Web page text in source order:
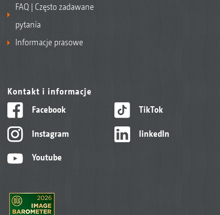
FAQ | Często zadawane
pytania
Informacje prasowe
Kontakt i informacje
Facebook
Instagram
Youtube
TikTok
linkedIn